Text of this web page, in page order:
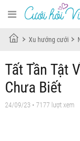
Xu hướng cưới
Tất Tần Tật
Chưa Biết
24/09/23 • 7177 lượt xem